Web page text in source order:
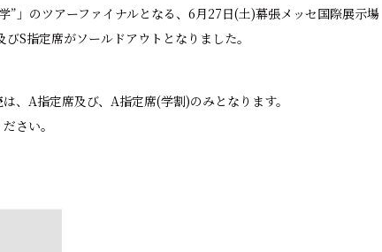
」のツアーファイナルとなる、6月27日(土)幕張メッセ国際展⽰場
S指定席がソールドアウトとなりました。
、A指定席及び、A指定席(学割)のみとなります。
さい。